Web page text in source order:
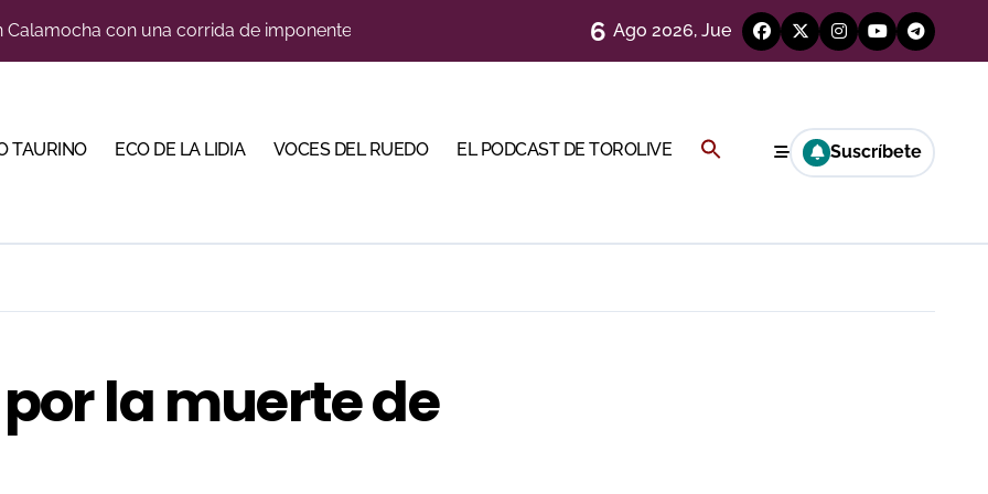
con una corrida de imponente presencia
coronando al futuro del toreo andaluz
corrida de gran trapío para la despedida de Víctor Puerto en Ciudad Real (Vídeo)
corrida de máxima seriedad para Ciudad Real (En Vídeo)
gastronomía y talento de la tierra en La Malagueta
6 Ago 2026, Jue
TAURINO ECO DE LA LIDIA VOCES DEL RUEDO EL PODCAST DE TOROLIVE Buscar: Suscríbete
la muerte de